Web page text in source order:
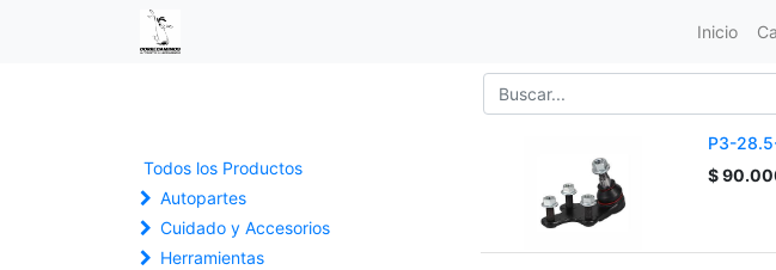
Inicio
Todos los Productos
Autopartes
Cuidado y Accesorios
Herramientas
P3-
$